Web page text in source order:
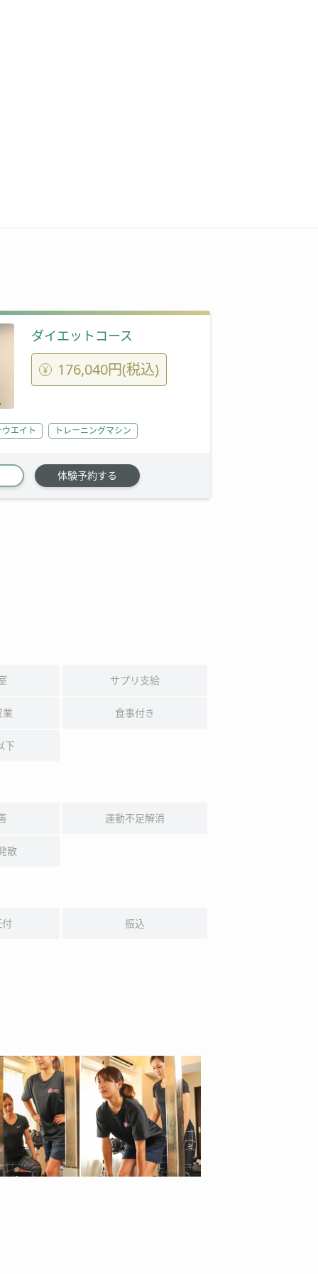
ダイエットコース
176,040円(税込)
エイト トレーニングマシン
体験予約する
サプリ支給
食事付き
下
運動不足解消
散
振込